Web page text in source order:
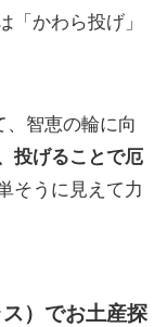
「かわら投げ」
、智恵の輪に向
投げることで厄
そうに見えて力
）でお土産探